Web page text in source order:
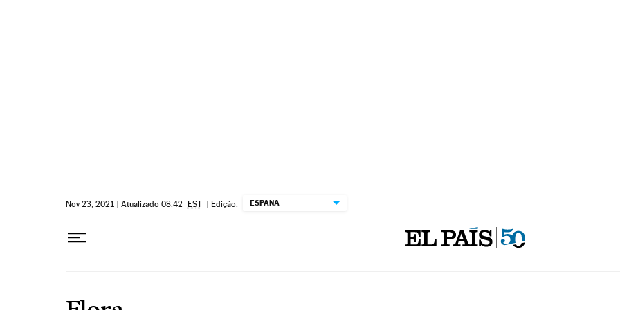
Nov 23, 2021 | Atualizado 08:42 EST | Edição: ESPAÑA